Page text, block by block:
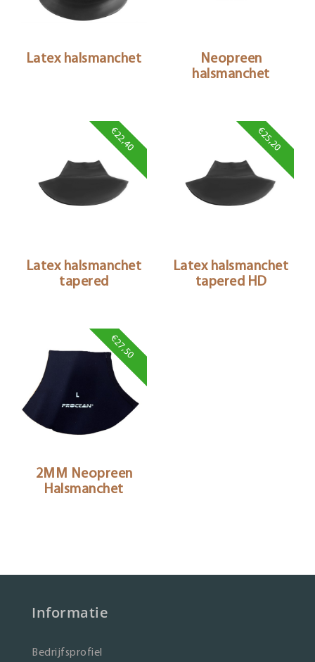
Latex halsmanchet
Neopreen
halsmanchet
€22,40
Latex halsmanchet
tapered
€25,20
Latex halsmanchet
tapered HD
€27,50
2MM Neopreen
Halsmanchet
Informatie
Bedrijfsprofiel